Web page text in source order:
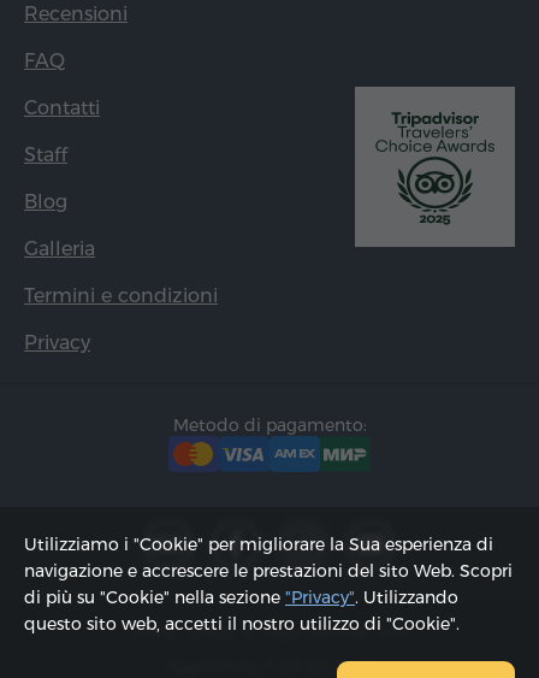
Recensioni
FAQ
Contatti
Staff
Blog
Galleria
Termini e condizioni
Privacy
Metodo di pagamento:
2002 - 2026, © "Hyur Service" Ltd;
Aggiornato il 08.08.2026
Utilizziamo i "Cookie" per migliorare la Sua esperienza di
navigazione e accrescere le prestazioni del sito Web. Scopri
di più su "Cookie" nella sezione "Privacy". Utilizzando
questo sito web, accetti il ​​nostro utilizzo di "Cookie".